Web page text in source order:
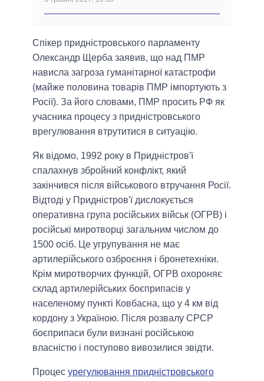
Спікер придністровського парламенту
Олександр Щерба заявив, що над ПМР
нависла загроза гуманітарної катастрофи
(майже половина товарів ПМР імпортують з
Росії). За його словами, ПМР просить РФ як
учасника процесу з придністровського
врегулювання втрутитися в ситуацію.
Як відомо, 1992 року в Придністров'ї
спалахнув збройний конфлікт, який
закінчився після військового втручання Росії.
Відтоді у Придністров'ї дислокується
оперативна група російських військ (ОГРВ) і
російські миротворці загальним числом до
1500 осіб. Це угрупування не має
артилерійського озброєння і бронетехніки.
Крім миротворчих функцій, ОГРВ охороняє
склад артилерійських боєприпасів у
населеному пункті Ковбасна, що у 4 км від
кордону з Україною. Після розвалу СРСР
боєприпаси були визнані російською
власністю і поступово вивозилися звідти.
Процес урегулювання придністровського